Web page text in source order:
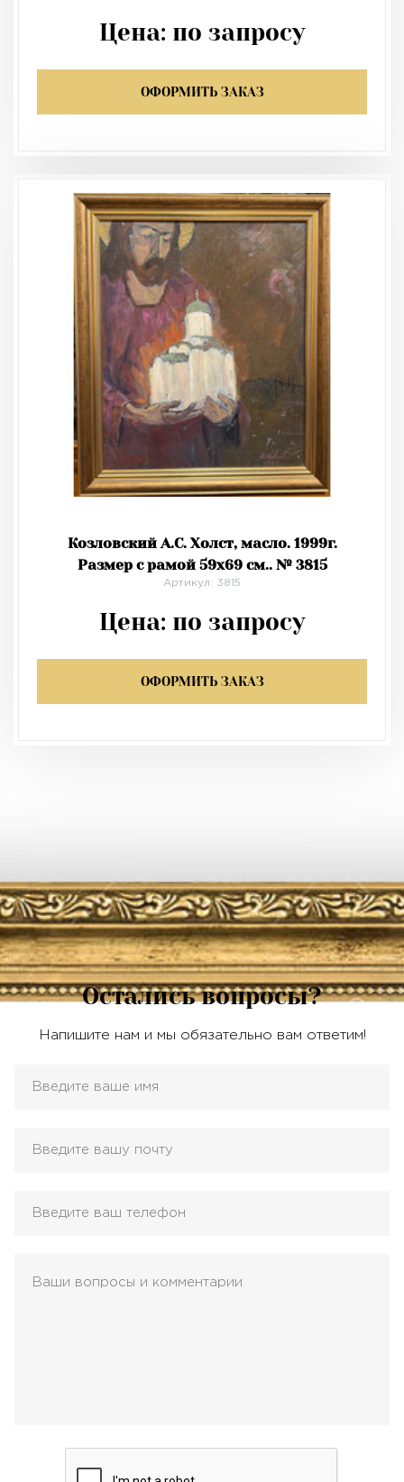
Цена: по запросу
ОФОРМИТЬ ЗАКАЗ
Козловский А.С. Холст, масло. 1999г.
Размер с рамой 59х69 см.. № 3815
Артикул: 3815
Цена: по запросу
ОФОРМИТЬ ЗАКАЗ
Остались вопросы?
Напишите нам и мы обязательно вам ответим!